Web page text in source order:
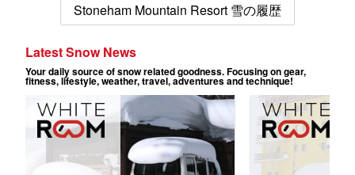
Stoneham Mountain Resort 雪の履歴